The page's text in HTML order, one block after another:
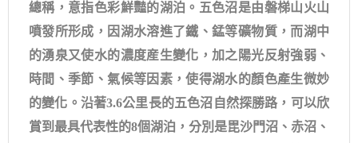
總稱，意指色彩鮮豔的湖泊。五色沼是由磐梯山火山
噴發所形成，因湖水溶進了鐵、錳等礦物質，而湖中
的湧泉又使水的濃度産生變化，加之陽光反射強弱、
時間、季節、氣候等因素，使得湖水的顏色產生微妙
的變化。沿著3.6公里長的五色沼自然探勝路，可以欣
賞到最具代表性的8個湖泊，分別是毘沙門沼、赤沼、